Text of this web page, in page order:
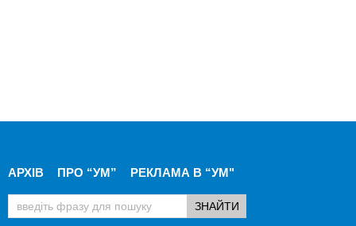
АРХІВ ПРО “УМ” РЕКЛАМА В “УМ"